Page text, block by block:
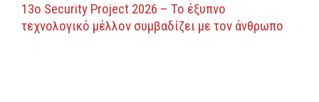
13ο Security Project 2026 – Το έξυπνο
τεχνολογικό μέλλον συμβαδίζει με τον άνθρωπο